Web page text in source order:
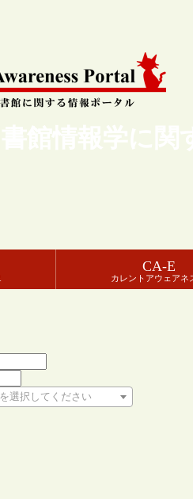
館情報学に
CA-E
カレントアウェアネ
選択してください
ださい